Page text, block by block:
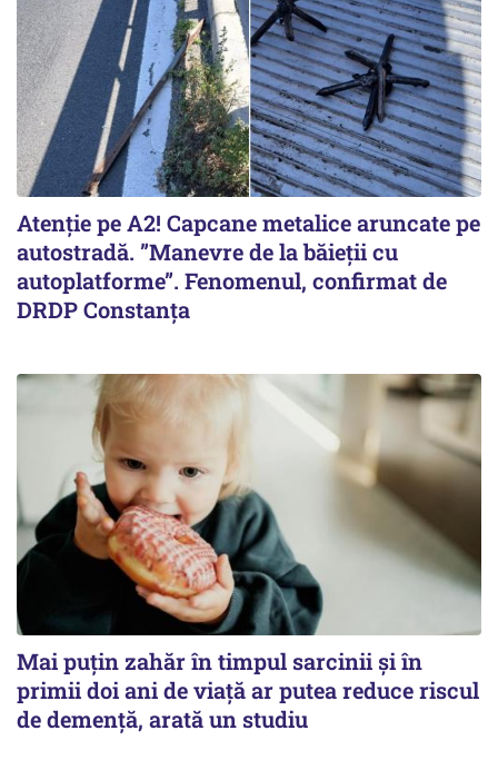
Atenție pe A2! Capcane metalice aruncate pe
autostradă. ”Manevre de la băieții cu
autoplatforme”. Fenomenul, confirmat de
DRDP Constanța
Mai puțin zahăr în timpul sarcinii și în
primii doi ani de viață ar putea reduce riscul
de demență, arată un studiu